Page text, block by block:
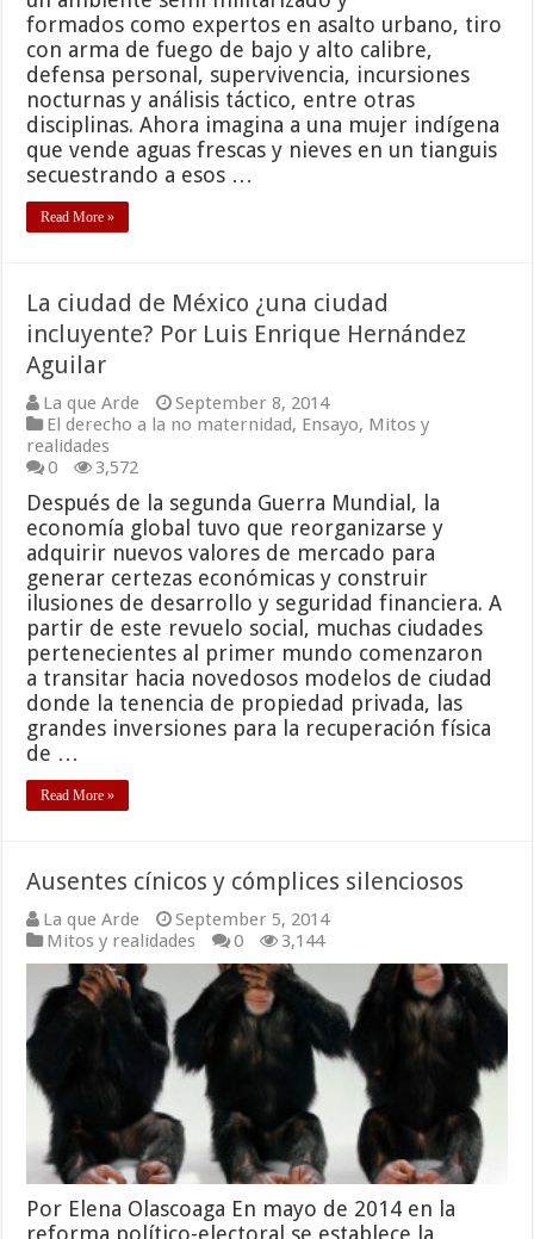
formados como expertos en asalto urbano, tiro
con arma de fuego de bajo y alto calibre,
defensa personal, supervivencia, incursiones
nocturnas y análisis táctico, entre otras
disciplinas. Ahora imagina a una mujer indígena
que vende aguas frescas y nieves en un tianguis
secuestrando a esos …
Read More »
La ciudad de México ¿una ciudad
incluyente? Por Luis Enrique Hernández
Aguilar
La que Arde
September 8, 2014
El derecho a la no maternidad, Ensayo, Mitos y
realidades
0
3,572
Después de la segunda Guerra Mundial, la
economía global tuvo que reorganizarse y
adquirir nuevos valores de mercado para
generar certezas económicas y construir
ilusiones de desarrollo y seguridad financiera. A
partir de este revuelo social, muchas ciudades
pertenecientes al primer mundo comenzaron
a transitar hacia novedosos modelos de ciudad
donde la tenencia de propiedad privada, las
grandes inversiones para la recuperación física
de …
Read More »
Ausentes cínicos y cómplices silenciosos
La que Arde
September 5, 2014
Mitos y realidades
0 3,144
Por Elena Olascoaga En mayo de 2014 en la